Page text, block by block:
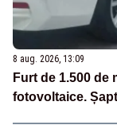
8 aug. 2026, 13:09
Furt de 1.500
fotovoltaice.